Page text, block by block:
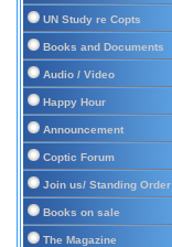
UN Study re Copts
Books and Documents
Audio / Video
Happy Hour
Announcement
Coptic Forum
Join us/ Standing Order
Books on sale
The Magazine